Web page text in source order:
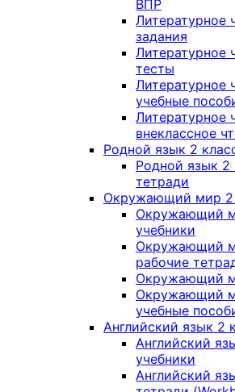
ВПР
Литературное
задания
Литературное
тесты
Литературное
учебные
Литературное
внеклассное
Родной язык 2
Родной язык 2
тетради
Окружающий мир 2
Окружающий
учебники
Окружающий
рабочие
Окружающий
Окружающий
учебные
Английский язык 2
Английский
учебники
Английский